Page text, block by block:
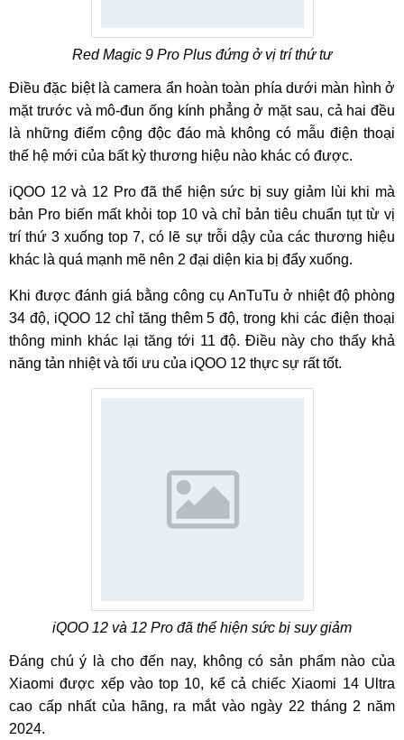
Red Magic 9 Pro Plus đứng ở vị trí thứ tư
Điều đặc biệt là camera ẩn hoàn toàn phía dưới màn hình ở
mặt trước và mô-đun ống kính phẳng ở mặt sau, cả hai đều
là những điểm cộng độc đáo mà không có mẫu điện thoại
thế hệ mới của bất kỳ thương hiệu nào khác có được.
iQOO 12 và 12 Pro đã thể hiện sức bị suy giảm lùi khi mà
bản Pro biến mất khỏi top 10 và chỉ bản tiêu chuẩn tụt từ vị
trí thứ 3 xuống top 7, có lẽ sự trỗi dậy của các thương hiệu
khác là quá mạnh mẽ nên 2 đại diện kia bị đẩy xuống.
Khi được đánh giá bằng công cụ AnTuTu ở nhiệt độ phòng
34 độ, iQOO 12 chỉ tăng thêm 5 độ, trong khi các điện thoại
thông minh khác lại tăng tới 11 độ. Điều này cho thấy khả
năng tản nhiệt và tối ưu của iQOO 12 thực sự rất tốt.
iQOO 12 và 12 Pro đã thể hiện sức bị suy giảm
Đáng chú ý là cho đến nay, không có sản phẩm nào của
Xiaomi được xếp vào top 10, kể cả chiếc Xiaomi 14 Ultra
cao cấp nhất của hãng, ra mắt vào ngày 22 tháng 2 năm
2024.